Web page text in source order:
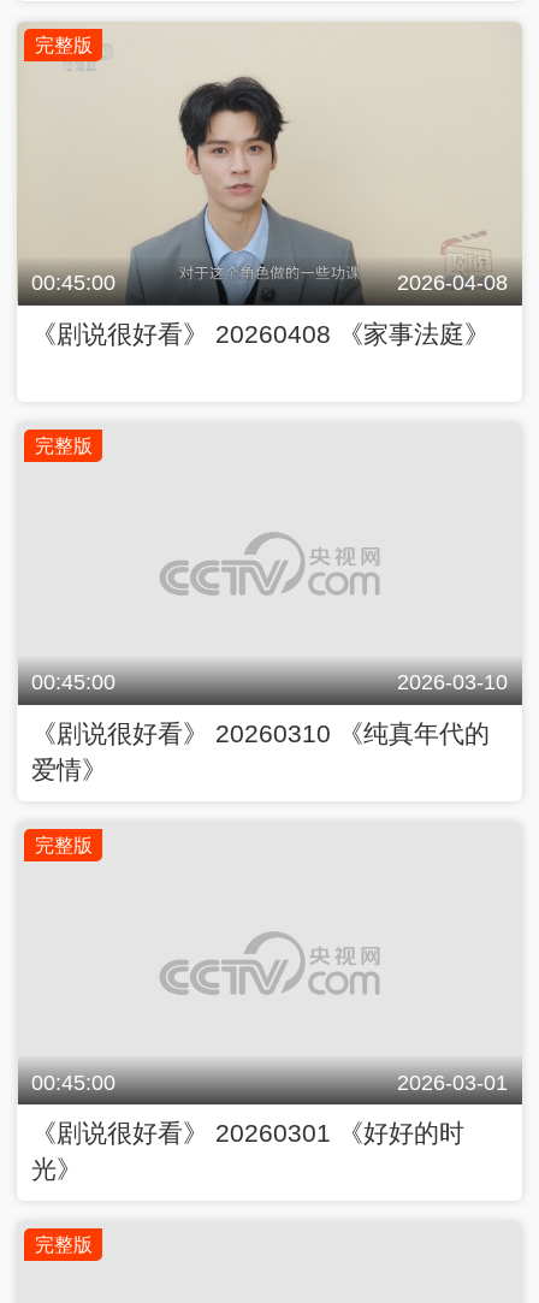
完整版
00:45:00 2026-04-08
《剧说很好看》 20260408 《家事法庭》
完整版
00:45:00 2026-03-10
《剧说很好看》 20260310 《纯真年代的
爱情》
完整版
00:45:00 2026-03-01
《剧说很好看》 20260301 《好好的时
光》
完整版